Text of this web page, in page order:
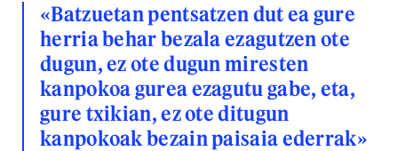
«Batzuetan pentsatzen dut ea gure
herria behar bezala ezagutzen ote
dugun, ez ote dugun miresten
kanpokoa gurea ezagutu gabe, eta,
gure txikian, ez ote ditugun
kanpokoak bezain paisaia ederrak»